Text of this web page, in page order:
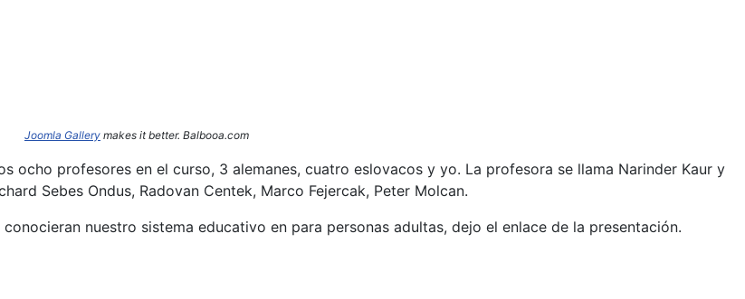
Joomla Gallery makes it better. Balbooa.com
ocho profesores en el curso, 3 alemanes, cuatro eslovacos y yo. La profesora se llama Narinder Kaur y
Sebes Ondus, Radovan Centek, Marco Fejercak, Peter Molcan.
nuestro sistema educativo en para personas adultas, dejo el enlace de la presentación.